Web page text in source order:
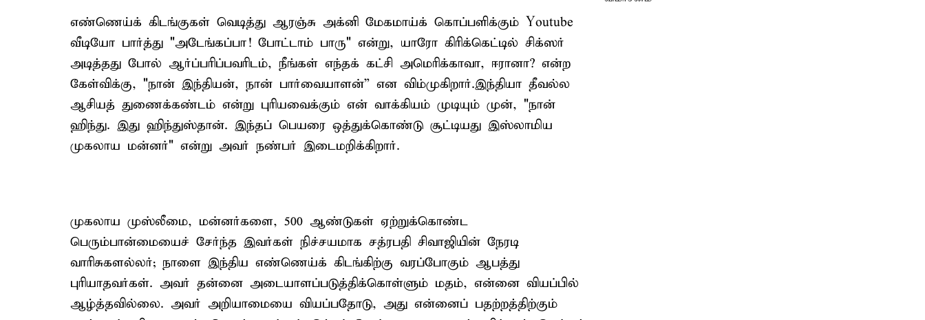
எண்ணெய்க் கிடங்குகள் வெடித்து ஆரஞ்சு அக்னி மேகமாய்க் கொப்பளிக்கும் Youtube
வீடியோ பார்த்து "அடேங்கப்பா! போட்டாம் பாரு" என்று, யாரோ கிரிக்கெட்டில் சிக்ஸர்
அடித்தது போல் ஆர்ப்பரிப்பவரிடம், நீங்கள் எந்தக் கட்சி அமெரிக்காவா, ஈரானா? என்ற
கேள்விக்கு, "நான் இந்தியன், நான் பார்வையாளன்” என விம்முகிறார்.இந்தியா தீவல்ல
ஆசியத் துணைக்கண்டம் என்று புரியவைக்கும் என் வாக்கியம் முடியும் முன், "நான்
ஹிந்து. இது ஹிந்துஸ்தான். இந்தப் பெயரை ஒத்துக்கொண்டு சூட்டியது இஸ்லாமிய
முகலாய மன்னர்" என்று அவர் நண்பர் இடைமறிக்கிறார்.
முகலாய முஸ்லீமை, மன்னர்களை, 500 ஆண்டுகள் ஏற்றுக்கொண்ட
பெரும்பான்மையைச் சேர்ந்த இவர்கள் நிச்சயமாக சத்ரபதி சிவாஜியின் நேரடி
வாரிசுகளல்லர்; நாளை இந்திய எண்ணெய்க் கிடங்கிற்கு வரப்போகும் ஆபத்து
புரியாதவர்கள். அவர் தன்னை அடையாளப்படுத்திக்கொள்ளும் மதம், என்னை வியப்பில்
ஆழ்த்தவில்லை. அவர் அறியாமையை வியப்பதோடு, அது என்னைப் பதற்றத்திற்கும்